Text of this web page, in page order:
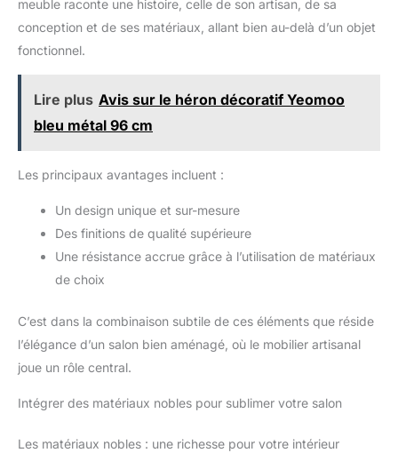
meuble raconte une histoire, celle de son artisan, de sa
conception et de ses matériaux, allant bien au-delà d’un objet
fonctionnel.
Lire plus Avis sur le héron décoratif Yeomoo
bleu métal 96 cm
Les principaux avantages incluent :
Un design unique et sur-mesure
Des finitions de qualité supérieure
Une résistance accrue grâce à l’utilisation de matériaux
de choix
C’est dans la combinaison subtile de ces éléments que réside
l’élégance d’un salon bien aménagé, où le mobilier artisanal
joue un rôle central.
Intégrer des matériaux nobles pour sublimer votre salon
Les matériaux nobles : une richesse pour votre intérieur